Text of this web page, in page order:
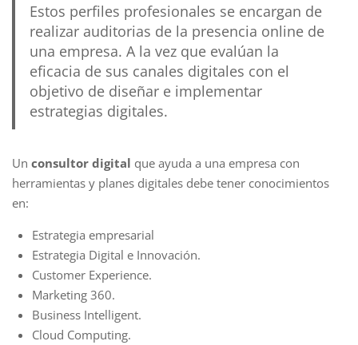
Estos perfiles profesionales se encargan de
realizar auditorias de la presencia online de
una empresa. A la vez que evalúan la
eficacia de sus canales digitales con el
objetivo de diseñar e implementar
estrategias digitales.
Un consultor digital que ayuda a una empresa con
herramientas y planes digitales debe tener conocimientos
en:
Estrategia empresarial
Estrategia Digital e Innovación.
Customer Experience.
Marketing 360.
Business Intelligent.
Cloud Computing.